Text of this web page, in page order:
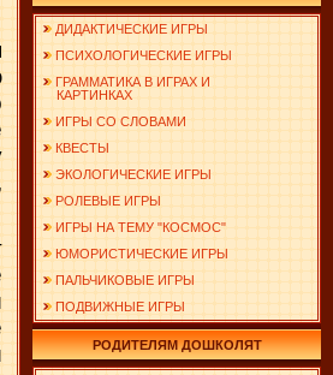
ДИДАКТИЧЕСКИЕ ИГРЫ
ПСИХОЛОГИЧЕСКИЕ ИГРЫ
ГРАММАТИКА В ИГРАХ И
КАРТИНКАХ
ИГРЫ СО СЛОВАМИ
КВЕСТЫ
ЭКОЛОГИЧЕСКИЕ ИГРЫ
РОЛЕВЫЕ ИГРЫ
ИГРЫ НА ТЕМУ "КОСМОС"
ЮМОРИСТИЧЕСКИЕ ИГРЫ
ПАЛЬЧИКОВЫЕ ИГРЫ
ПОДВИЖНЫЕ ИГРЫ
РОДИТЕЛЯМ ДОШКОЛЯТ